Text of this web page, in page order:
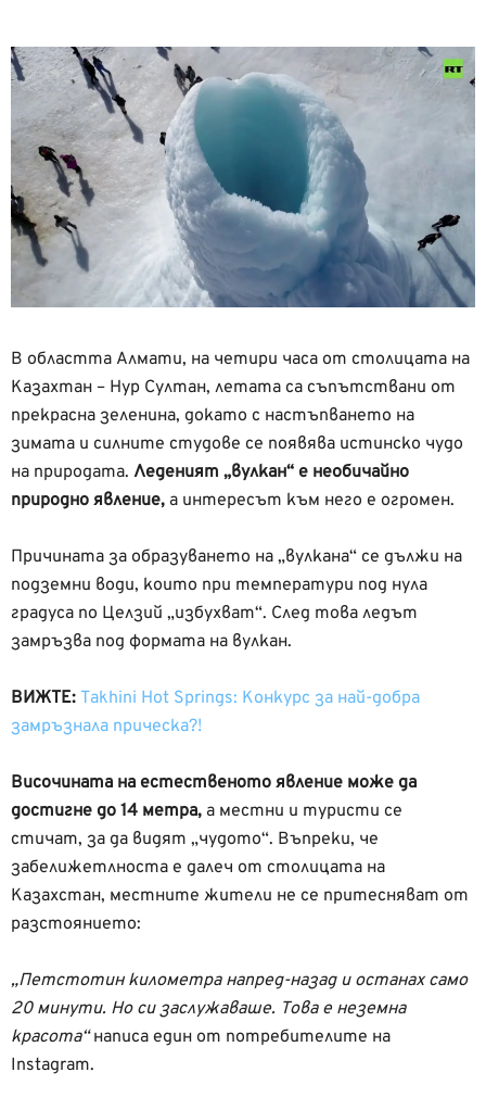
В областта Алмати, на четири часа от столицата на
Казахтан – Нур Султан, летата са съпътствани от
прекрасна зеленина, докато с настъпването на
зимата и силните студове се появява истинско чудо
на природата. Леденият „вулкан“ е необичайно
природно явление, а интересът към него е огромен.
Причината за образуването на „вулкана“ се дължи на
подземни води, които при температури под нула
градуса по Целзий „избухват“. След това ледът
замръзва под формата на вулкан.
ВИЖТЕ: Takhini Hot Springs: Конкурс за най-добра
замръзнала прическа?!
Височината на естественото явление може да
достигне до 14 метра, а местни и туристи се
стичат, за да видят „чудото“. Въпреки, че
забелижетлноста е далеч от столицата на
Казахстан, местните жители не се притесняват от
разстоянието:
„Петстотин километра напред-назад и останах само
20 минути. Но си заслужаваше. Това е неземна
красота“написа един от потребителите на
Instagram.